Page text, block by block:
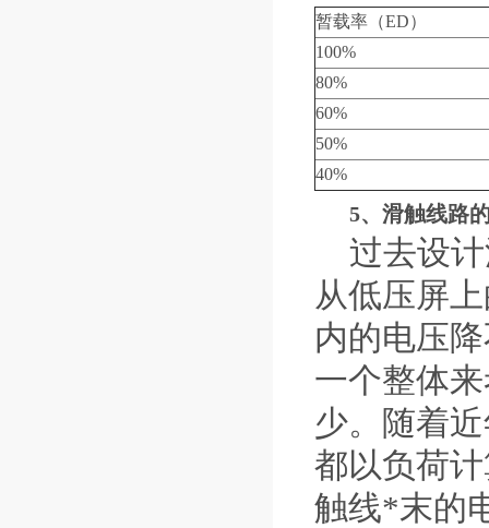
暂载率（ED）
100%
80%
60%
50%
40%
5、滑触线路
过去设计
从低压屏
内的电压
一个整体
少。随着
都以负荷
触线*末的